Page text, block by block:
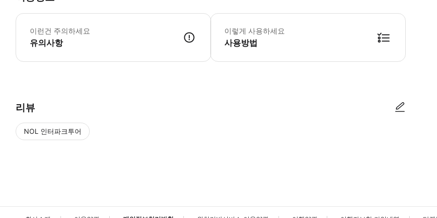
이런건 주의하세요
유의사항
휠체어로 참가하시는 경우 반드시 인솔자 동반을 부탁드립니다.
이렇게 사용하세요
사용방법
리뷰
NOL 인터파크투어